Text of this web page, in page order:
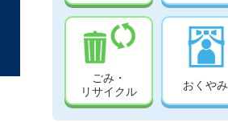
ごみ・
リサイクル
おくやみ